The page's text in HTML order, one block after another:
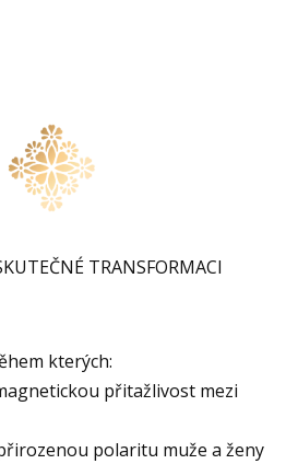
TRANSFORMACI
kterých:
přitažlivost mezi
polaritu muže a ženy